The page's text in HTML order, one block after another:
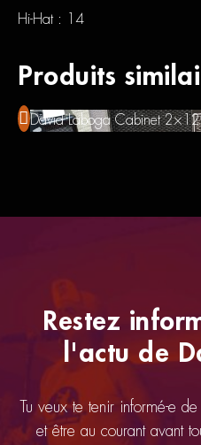
Hi-Hat : 14
Produits
David Laboga Cabinet 2×12
Restez
l'actu de
Tu veux te tenir informé-e
et être au courant avant